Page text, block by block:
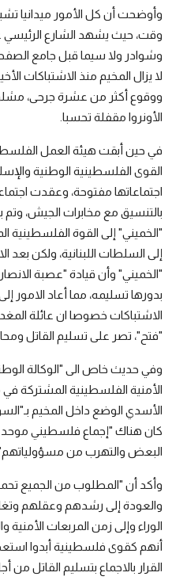
وأوضحت أن كل الأمور ميدانيا
وقت، حيث يشهد الشارع
وشوادر ولا سيما قبل جامع
لا يزال المخيم منذ الاشتباكات
ووقوع أكثر من عشرة جرحى،
الأونروا مقفلة تحسبا.
في حين أبقت هيئة العمل
القوى الفلسطينية الوطنية
اجتماعاتها مفتوحة، وعقدت
بالتنسيق مع مخابرات الجيش، وتم
"الخميني" إلى القوة الفلسطينية
إلى السلطات اللبنانية، ولكن بعد
"الخميني" وأن قيادة "عصبة
بدورها تسليمه، مما أعاد الامور
الاشتباكات خصوصا ان عائلة
"فتح"، تصر على تسليم القاتل
وفي حديث خاص الى "الوكالة
الأمنية الفلسطينية المشتركة
الأسدي الوضع داخل المخيم
كان هناك "إجماع فلسطيني موحد
البعض والتهرب من
وأكد أن "المطلوب من الجميع
والعودة إلى رشدهم وعقلهم
الوراء وإلى زمن المربعات الأمنية
أنهم كقوى فلسطينية أبدوا
القرار بالاجماع بتسليم القاتل من